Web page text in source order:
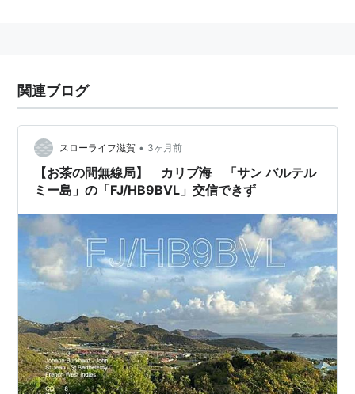
100個所から電波を発するアマチュア無線局と交信した
人間だけに入会を認める、というクラブを立ち上げた。
そのクラブが、DXCCだ。
100/335。このハードルを越えること、つまり、DXCC
会員になることは、裸電球1個程度の電力をつかった設
備でも簡単だ。しかし、より多くの、究極的には「すべ
てのカントリー」と交信するためには、大げさではな
く、相当な覚悟が必要となる、マジな話。
DXCCのカントリーに、無線人口の多寡は無関係。日本
やアメリカのように石を投げればハムに当たる国もあれ
ば、ハムはおろか、人間が定住していない半径数メート
ルの岩礁もある。このプログラム上では、両者は完全に
対等の地位を得る。想像してみてほしい。要は、需要と
供給のバランスの話だ。もし、あなたが命がけで荒波を
関連ブログ
スローライフ滋賀 • 3ヶ月前
【お茶の間無線局】 カリブ海 「サン バルテル
ミー島」の「FJ/HB9BVL」交信できず